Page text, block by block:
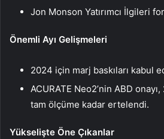
Jon Monson Yatırımcı İlgileri
Önemli Ayı Gelişmeleri
2024 için marj baskıları kabul
ACURATE Neo2’nin ABD
tam ölçüme kadar ertelendi.
Yükselişte Öne Çıkanlar